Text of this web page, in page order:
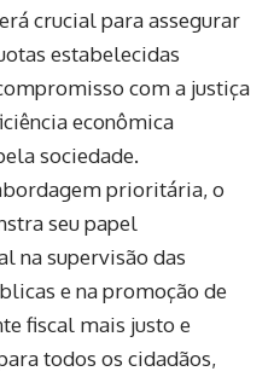
crucial para assegurar
estabelecidas
com a justiça
econômica
sociedade.
prioritária, o
seu papel
na supervisão das
e na promoção de
fiscal mais justo e
todos os cidadãos,